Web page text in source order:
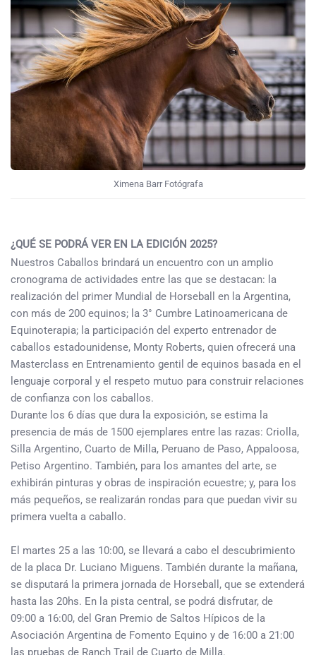
Ximena Barr Fotógrafa
¿QUÉ SE PODRÁ VER EN LA EDICIÓN 2025?
Nuestros Caballos brindará un encuentro con un amplio
cronograma de actividades entre las que se destacan: la
realización del primer Mundial de Horseball en la Argentina,
con más de 200 equinos; la 3° Cumbre Latinoamericana de
Equinoterapia; la participación del experto entrenador de
caballos estadounidense, Monty Roberts, quien ofrecerá una
Masterclass en Entrenamiento gentil de equinos basada en el
lenguaje corporal y el respeto mutuo para construir relaciones
de confianza con los caballos.
Durante los 6 días que dura la exposición, se estima la
presencia de más de 1500 ejemplares entre las razas: Criolla,
Silla Argentino, Cuarto de Milla, Peruano de Paso, Appaloosa,
Petiso Argentino. También, para los amantes del arte, se
exhibirán pinturas y obras de inspiración ecuestre; y, para los
más pequeños, se realizarán rondas para que puedan vivir su
primera vuelta a caballo.
El martes 25 a las 10:00, se llevará a cabo el descubrimiento
de la placa Dr. Luciano Miguens. También durante la mañana,
se disputará la primera jornada de Horseball, que se extenderá
hasta las 20hs. En la pista central, se podrá disfrutar, de
09:00 a 16:00, del Gran Premio de Saltos Hípicos de la
Asociación Argentina de Fomento Equino y de 16:00 a 21:00
las pruebas de Ranch Trail de Cuarto de Milla.